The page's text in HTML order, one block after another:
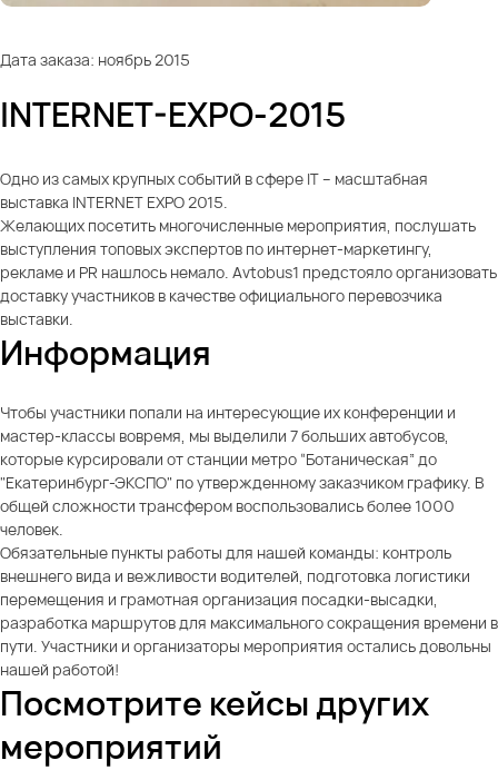
Дата заказа: ноябрь 2015
INTERNET-EXPO-2015
Одно из самых крупных событий в сфере IT – масштабная
выставка INTERNET EXPO 2015.
Желающих посетить многочисленные мероприятия, послушать
выступления топовых экспертов по интернет-маркетингу,
рекламе и PR нашлось немало. Avtobus1 предстояло организовать
доставку участников в качестве официального перевозчика
выставки.
Информация
Чтобы участники попали на интересующие их конференции и
мастер-классы вовремя, мы выделили 7 больших автобусов,
которые курсировали от станции метро “Ботаническая” до
"Екатеринбург-ЭКСПО" по утвержденному заказчиком графику. В
общей сложности трансфером воспользовались более 1000
человек.
Обязательные пункты работы для нашей команды: контроль
внешнего вида и вежливости водителей, подготовка логистики
перемещения и грамотная организация посадки-высадки,
разработка маршрутов для максимального сокращения времени в
пути. Участники и организаторы мероприятия остались довольны
нашей работой!
Посмотрите кейсы других
мероприятий